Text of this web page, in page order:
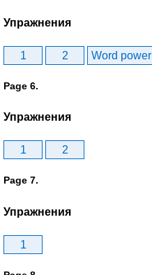
Упражнения
1 2 Word power
Page 6.
Упражнения
1 2
Page 7.
Упражнения
1